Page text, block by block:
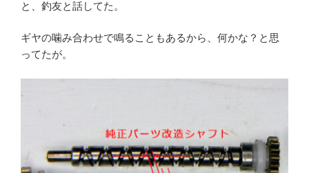
と、釣友と話してた。
ギヤの噛み合わせで鳴ることもあるから、何かな？と思
ってたが。